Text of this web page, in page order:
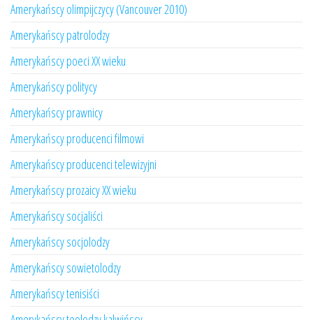
Amerykańscy olimpijczycy (Vancouver 2010)
Amerykańscy patrolodzy
Amerykańscy poeci XX wieku
Amerykańscy politycy
Amerykańscy prawnicy
Amerykańscy producenci filmowi
Amerykańscy producenci telewizyjni
Amerykańscy prozaicy XX wieku
Amerykańscy socjaliści
Amerykańscy socjolodzy
Amerykańscy sowietolodzy
Amerykańscy tenisiści